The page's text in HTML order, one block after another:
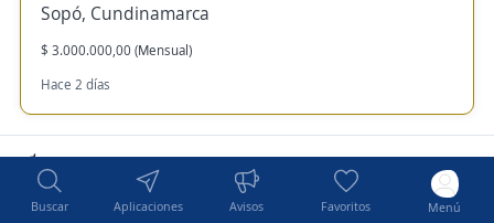
Buscar Aplicaciones Avisos Favoritos Menú
Sopó, Cundinamarca
$ 3.000.000,00 (Mensual)
Hace 2 días
Nuevas ofertas de empleo Avísame